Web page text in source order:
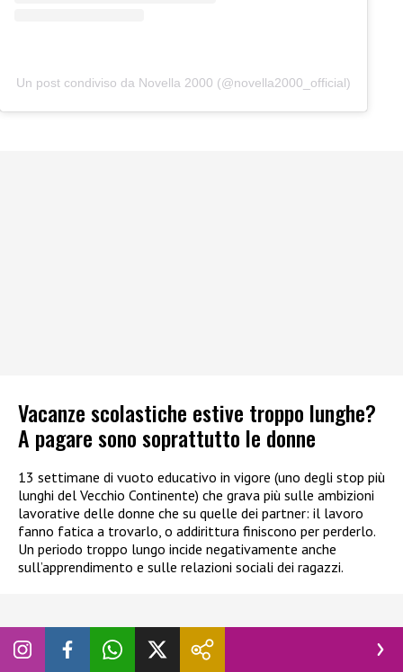
Un post condiviso da Novella 2000 (@novella2000_official)
Vacanze scolastiche estive troppo lunghe?
A pagare sono soprattutto le donne
13 settimane di vuoto educativo in vigore (uno degli stop più
lunghi del Vecchio Continente) che grava più sulle ambizioni
lavorative delle donne che su quelle dei partner: il lavoro
fanno fatica a trovarlo, o addirittura finiscono per perderlo.
Un periodo troppo lungo incide negativamente anche
sull’apprendimento e sulle relazioni sociali dei ragazzi.